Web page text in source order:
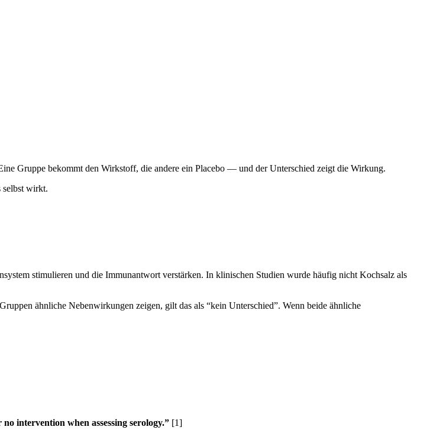
Gruppe bekommt den Wirkstoff, die andere ein Placebo — und der Unterschied zeigt die Wirkung.
selbst wirkt.
stimulieren und die Immunantwort verstärken. In klinischen Studien wurde häufig nicht Kochsalz als
ähnliche Nebenwirkungen zeigen, gilt das als “kein Unterschied”. Wenn beide ähnliche
intervention when assessing serology.” [1]